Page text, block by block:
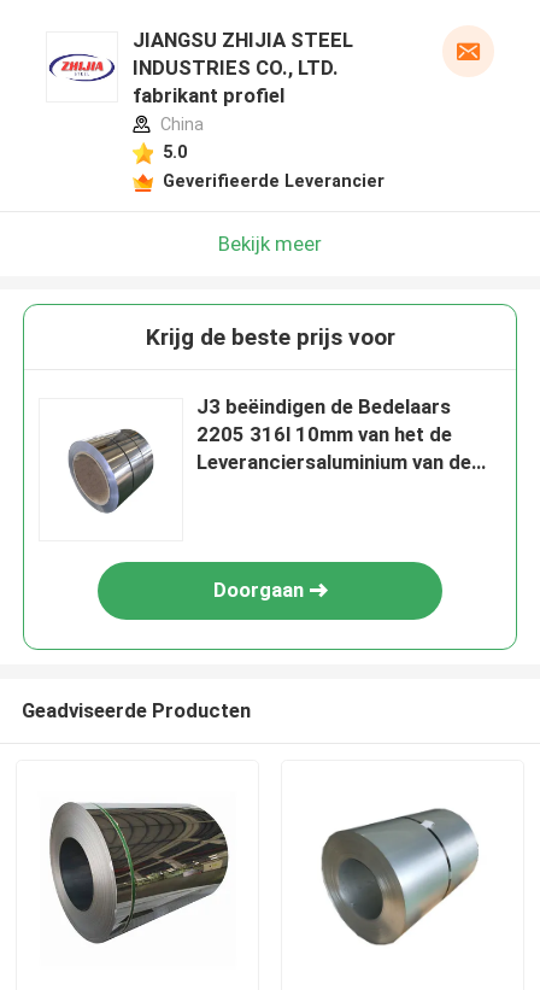
JIANGSU ZHIJIA STEEL
INDUSTRIES CO., LTD.
fabrikant profiel
China
5.0
Geverifieerde Leverancier
Bekijk meer
Krijg de beste prijs voor
J3 beëindigen de Bedelaars
2205 316l 10mm van het de
Leveranciersaluminium van de
Doorgaan
Geadviseerde Producten